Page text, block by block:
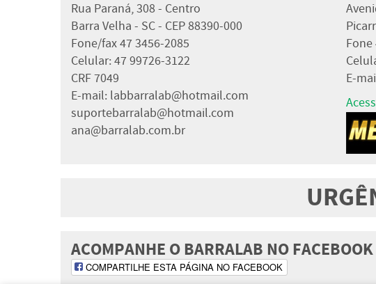
Rua Paraná, 308 - Centro
Barra Velha - SC - CEP 88390-000
Fone/fax 47 3456-2085
Celular: 47 99726-3122
CRF 7049
E-mail: labbarralab@hotmail.com
suportebarralab@hotmail.com
ana@barralab.com.br
Fone
E-
ACOMPANHE O BARRALAB NO
COMPARTILHE ESTA PÁGINA NO FACEBOOK